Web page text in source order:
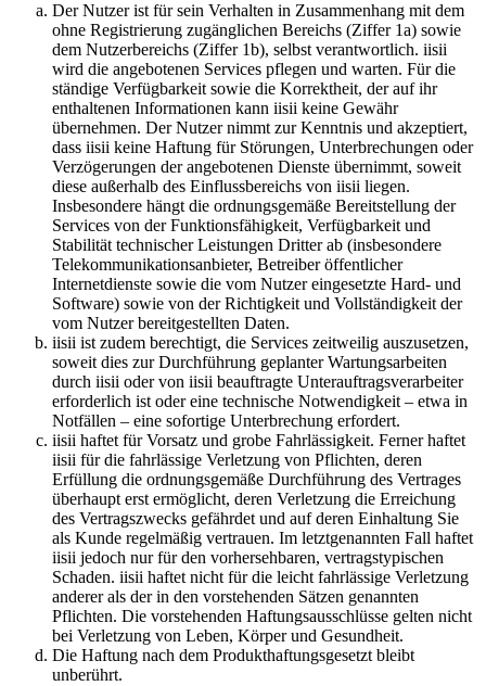
Der Nutzer ist für sein Verhalten in Zusammenhang mit dem
ohne Registrierung zugänglichen Bereichs (Ziffer 1a) sowie
dem Nutzerbereichs (Ziffer 1b), selbst verantwortlich. iisii
wird die angebotenen Services pflegen und warten. Für die
ständige Verfügbarkeit sowie die Korrektheit, der auf ihr
enthaltenen Informationen kann iisii keine Gewähr
übernehmen. Der Nutzer nimmt zur Kenntnis und akzeptiert,
dass iisii keine Haftung für Störungen, Unterbrechungen oder
Verzögerungen der angebotenen Dienste übernimmt, soweit
diese außerhalb des Einflussbereichs von iisii liegen.
Insbesondere hängt die ordnungsgemäße Bereitstellung der
Services von der Funktionsfähigkeit, Verfügbarkeit und
Stabilität technischer Leistungen Dritter ab (insbesondere
Telekommunikationsanbieter, Betreiber öffentlicher
Internetdienste sowie die vom Nutzer eingesetzte Hard- und
Software) sowie von der Richtigkeit und Vollständigkeit der
vom Nutzer bereitgestellten Daten.
iisii ist zudem berechtigt, die Services zeitweilig auszusetzen,
soweit dies zur Durchführung geplanter Wartungsarbeiten
durch iisii oder von iisii beauftragte Unterauftragsverarbeiter
erforderlich ist oder eine technische Notwendigkeit – etwa in
Notfällen – eine sofortige Unterbrechung erfordert.
iisii haftet für Vorsatz und grobe Fahrlässigkeit. Ferner haftet
iisii für die fahrlässige Verletzung von Pflichten, deren
Erfüllung die ordnungsgemäße Durchführung des Vertrages
überhaupt erst ermöglicht, deren Verletzung die Erreichung
des Vertragszwecks gefährdet und auf deren Einhaltung Sie
als Kunde regelmäßig vertrauen. Im letztgenannten Fall haftet
iisii jedoch nur für den vorhersehbaren, vertragstypischen
Schaden. iisii haftet nicht für die leicht fahrlässige Verletzung
anderer als der in den vorstehenden Sätzen genannten
Pflichten. Die vorstehenden Haftungsausschlüsse gelten nicht
bei Verletzung von Leben, Körper und Gesundheit.
Die Haftung nach dem Produkthaftungsgesetzt bleibt
unberührt.